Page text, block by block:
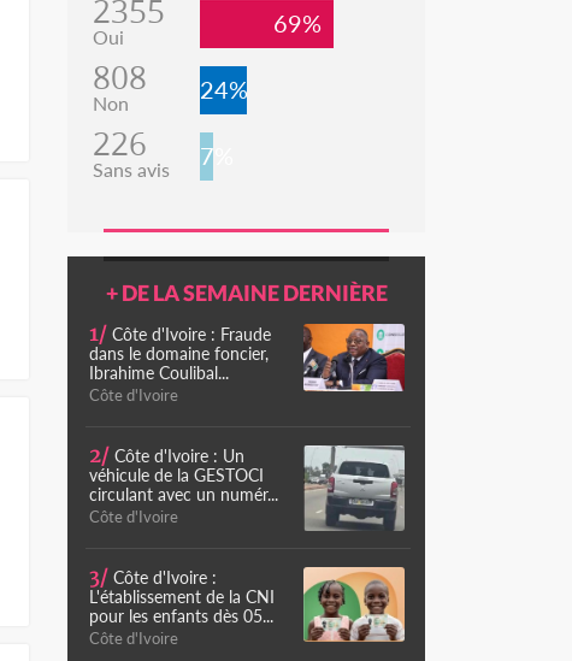
2355
Oui 69%
808
Non 24%
226
Sans avis 7%
+ DE LA SEMAINE DERNIÈRE
1/ Côte d'Ivoire : Fraude
dans le domaine foncier,
Ibrahime Coulibal...
Côte d'Ivoire
2/ Côte d'Ivoire : Un
véhicule de la GESTOCI
circulant avec un numér...
Côte d'Ivoire
3/ Côte d'Ivoire :
L'établissement de la CNI
pour les enfants dès 05...
Côte d'Ivoire